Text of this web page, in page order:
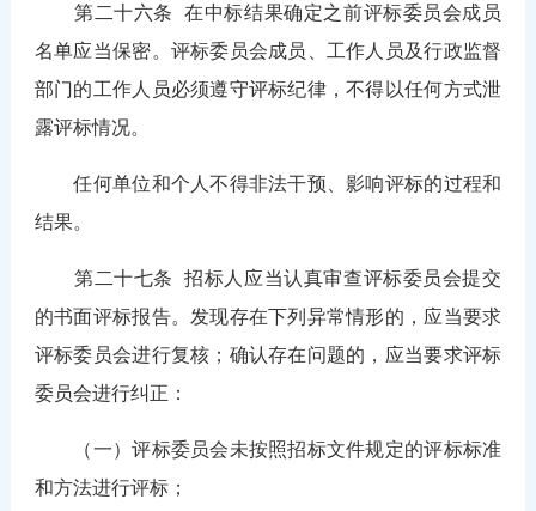
第二十六条在中标结果确定之前评标委员会成员
名单应当保密。评标委员会成员、工作人员及行政监督
部门的工作人员必须遵守评标纪律，不得以任何方式泄
露评标情况。
任何单位和个人不得非法干预、影响评标的过程和
结果。
第二十七条招标人应当认真审查评标委员会提交
的书面评标报告。发现存在下列异常情形的，应当要求
评标委员会进行复核；确认存在问题的，应当要求评标
委员会进行纠正：
（一）评标委员会未按照招标文件规定的评标标准
和方法进行评标；